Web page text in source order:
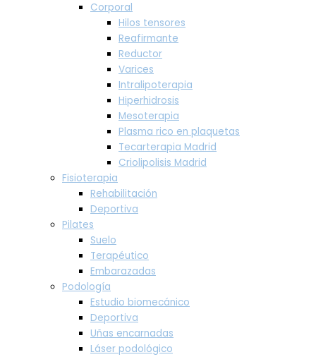
Corporal
Hilos tensores
Reafirmante
Reductor
Varices
Intralipoterapia
Hiperhidrosis
Mesoterapia
Plasma rico en plaquetas
Tecarterapia Madrid
Criolipolisis Madrid
Fisioterapia
Rehabilitación
Deportiva
Pilates
Suelo
Terapéutico
Embarazadas
Podología
Estudio biomecánico
Deportiva
Uñas encarnadas
Láser podológico